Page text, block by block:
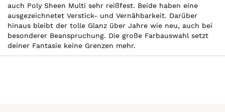
auch Poly Sheen Multi sehr reißfest. Beide haben eine
ausgezeichnetet Verstick- und Vernähbarkeit. Darüber
hinaus bleibt der tolle Glanz über Jahre wie neu, auch bei
besonderer Beanspruchung. Die große Farbauswahl setzt
deiner Fantasie keine Grenzen mehr.